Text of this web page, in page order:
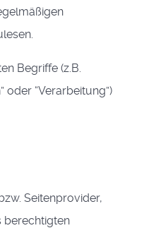
Begriffe (z.B.
oder “Verarbeitung”)
Seitenprovider,
berechtigten